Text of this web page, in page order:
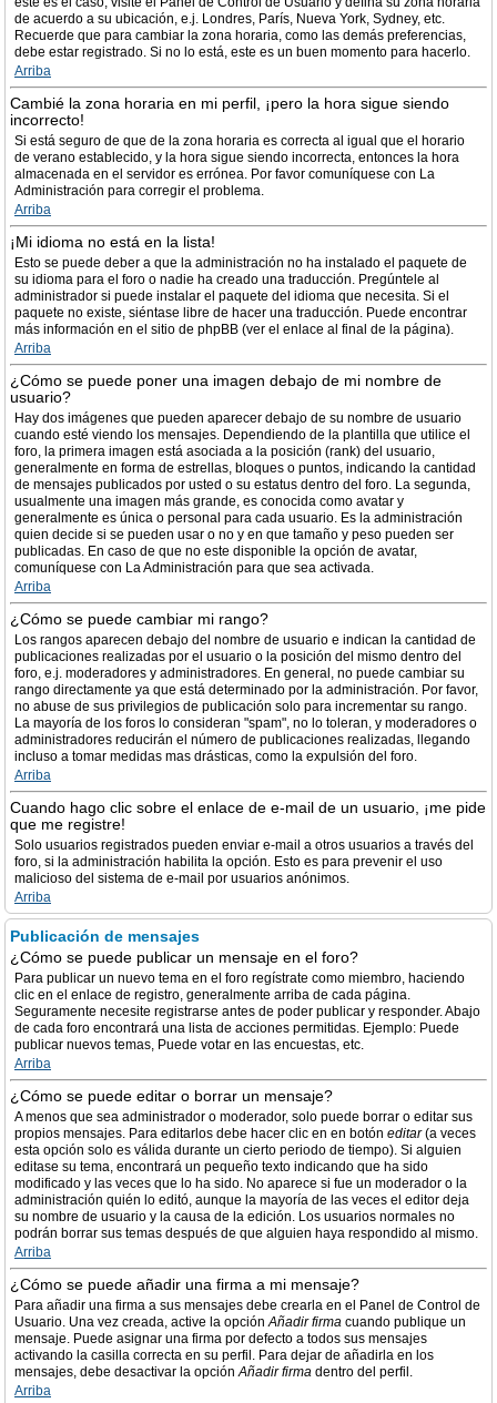
de acuerdo a su ubicación, e.j. Londres, París, Nueva York, Sydney, etc.
Recuerde que para cambiar la zona horaria, como las demás preferencias,
debe estar registrado. Si no lo está, este es un buen momento para hacerlo.
Arriba
Cambié la zona horaria en mi perfil, ¡pero la hora sigue siendo
incorrecto!
Si está seguro de que de la zona horaria es correcta al igual que el horario
de verano establecido, y la hora sigue siendo incorrecta, entonces la hora
almacenada en el servidor es errónea. Por favor comuníquese con La
Administración para corregir el problema.
Arriba
¡Mi idioma no está en la lista!
Esto se puede deber a que la administración no ha instalado el paquete de
su idioma para el foro o nadie ha creado una traducción. Pregúntele al
administrador si puede instalar el paquete del idioma que necesita. Si el
paquete no existe, siéntase libre de hacer una traducción. Puede encontrar
más información en el sitio de phpBB (ver el enlace al final de la página).
Arriba
¿Cómo se puede poner una imagen debajo de mi nombre de
usuario?
Hay dos imágenes que pueden aparecer debajo de su nombre de usuario
cuando esté viendo los mensajes. Dependiendo de la plantilla que utilice el
foro, la primera imagen está asociada a la posición (rank) del usuario,
generalmente en forma de estrellas, bloques o puntos, indicando la cantidad
de mensajes publicados por usted o su estatus dentro del foro. La segunda,
usualmente una imagen más grande, es conocida como avatar y
generalmente es única o personal para cada usuario. Es la administración
quien decide si se pueden usar o no y en que tamaño y peso pueden ser
publicadas. En caso de que no este disponible la opción de avatar,
comuníquese con La Administración para que sea activada.
Arriba
¿Cómo se puede cambiar mi rango?
Los rangos aparecen debajo del nombre de usuario e indican la cantidad de
publicaciones realizadas por el usuario o la posición del mismo dentro del
foro, e.j. moderadores y administradores. En general, no puede cambiar su
rango directamente ya que está determinado por la administración. Por favor,
no abuse de sus privilegios de publicación solo para incrementar su rango.
La mayoría de los foros lo consideran "spam", no lo toleran, y moderadores o
administradores reducirán el número de publicaciones realizadas, llegando
incluso a tomar medidas mas drásticas, como la expulsión del foro.
Arriba
Cuando hago clic sobre el enlace de e-mail de un usuario, ¡me pide
que me registre!
Solo usuarios registrados pueden enviar e-mail a otros usuarios a través del
foro, si la administración habilita la opción. Esto es para prevenir el uso
malicioso del sistema de e-mail por usuarios anónimos.
Arriba
Publicación de mensajes
¿Cómo se puede publicar un mensaje en el foro?
Para publicar un nuevo tema en el foro regístrate como miembro, haciendo
clic en el enlace de registro, generalmente arriba de cada página.
Seguramente necesite registrarse antes de poder publicar y responder. Abajo
de cada foro encontrará una lista de acciones permitidas. Ejemplo: Puede
publicar nuevos temas, Puede votar en las encuestas, etc.
Arriba
¿Cómo se puede editar o borrar un mensaje?
A menos que sea administrador o moderador, solo puede borrar o editar sus
propios mensajes. Para editarlos debe hacer clic en en botón editar(a veces
esta opción solo es válida durante un cierto periodo de tiempo). Si alguien
editase su tema, encontrará un pequeño texto indicando que ha sido
modificado y las veces que lo ha sido. No aparece si fue un moderador o la
administración quién lo editó, aunque la mayoría de las veces el editor deja
su nombre de usuario y la causa de la edición. Los usuarios normales no
podrán borrar sus temas después de que alguien haya respondido al mismo.
Arriba
¿Cómo se puede añadir una firma a mi mensaje?
Para añadir una firma a sus mensajes debe crearla en el Panel de Control de
Usuario. Una vez creada, active la opciónAñadir firma cuando publique un
mensaje. Puede asignar una firma por defecto a todos sus mensajes
activando la casilla correcta en su perfil. Para dejar de añadirla en los
mensajes, debe desactivar la opciónAñadir firma dentro del perfil.
Arriba